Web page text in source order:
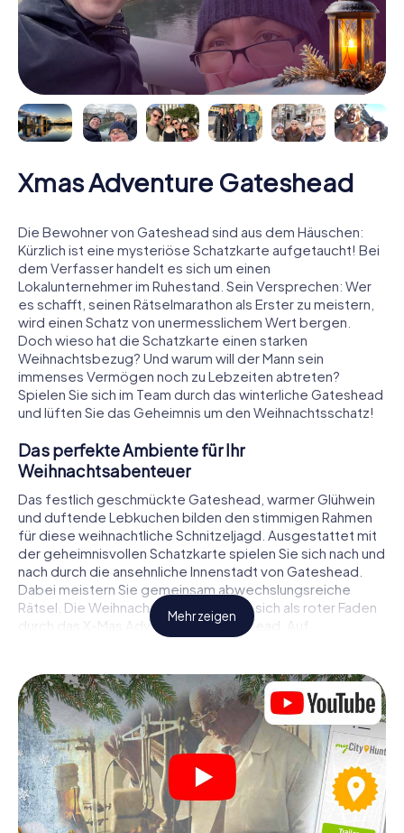
Xmas Adventure Gateshead
Die Bewohner von Gateshead sind aus dem Häuschen:
Kürzlich ist eine mysteriöse Schatzkarte aufgetaucht! Bei
dem Verfasser handelt es sich um einen
Lokalunternehmer im Ruhestand. Sein Versprechen: Wer
es schafft, seinen Rätselmarathon als Erster zu meistern,
wird einen Schatz von unermesslichem Wert bergen.
Doch wieso hat die Schatzkarte einen starken
Weihnachtsbezug? Und warum will der Mann sein
immenses Vermögen noch zu Lebzeiten abtreten?
Spielen Sie sich im Team durch das winterliche Gateshead
und lüften Sie das Geheimnis um den Weihnachtsschatz!
Das perfekte Ambiente für Ihr
Weihnachtsabenteuer
Das festlich geschmückte Gateshead, warmer Glühwein
und duftende Lebkuchen bilden den stimmigen Rahmen
für diese weihnachtliche Schnitzeljagd. Ausgestattet mit
der geheimnisvollen Schatzkarte spielen Sie sich nach und
nach durch die ansehnliche Innenstadt von Gateshead.
Dabei meistern Sie gemeinsam abwechslungsreiche
Rätsel. Die Weihnachtsthematik zieht sich als roter Faden
durch das X-Mas Adventure in Gateshead. Auf
spielerische Weise erfahren Sie faszinierende Anekdoten
gelingen, die Hinweise richtig zu deuten und anderen
Schatzsuchern stets einen Schritt voraus zu sein?
Der Weihnachtsmarkt von Gateshead als
Zwischenstopp
Stellen Sie ein kompetentes Team aus Freunden oder
Familienmitgliedern zusammen und begeben Sie sich
gemeinsam auf eine weihnachtliche Rätseltour durch
Mehr zeigen